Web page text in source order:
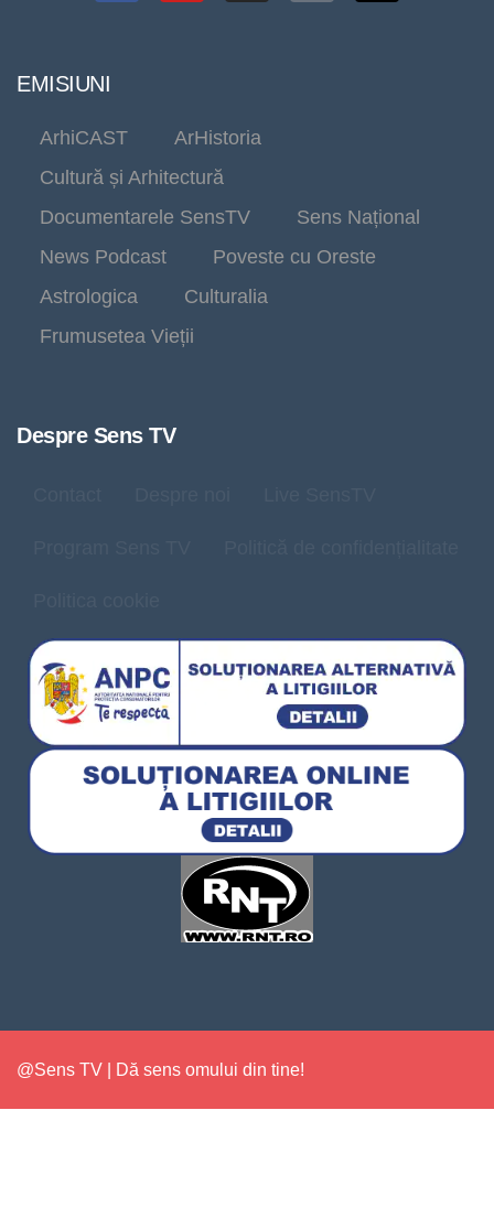
EMISIUNI
ArhiCAST
ArHistoria
Cultură și Arhitectură
Documentarele SensTV
Sens Național
News Podcast
Poveste cu Oreste
Astrologica
Culturalia
Frumusetea Vieții
Despre Sens TV
@Sens TV | Dă sens omului din tine!